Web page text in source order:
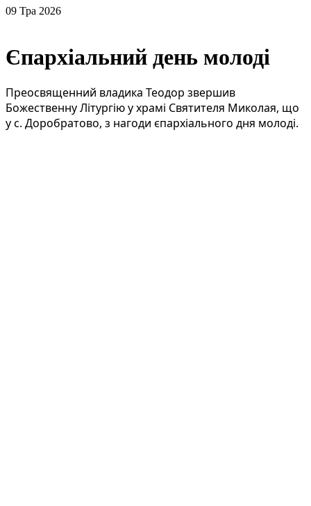
09 Тра 2026
Єпархіальний день молоді
Преосвященний владика Теодор звершив
Божественну Літургію у храмі Святителя Миколая, що
у с. Доробратово, з нагоди єпархіального дня молоді.